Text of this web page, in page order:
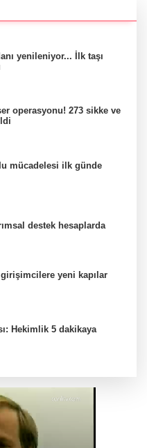
yenileniyor... İlk taşı
operasyonu! 273 sikke ve
mücadelesi ilk günde
destek hesaplarda
yeni kapılar
Hekimlik 5 dakikaya
operasyonda 253